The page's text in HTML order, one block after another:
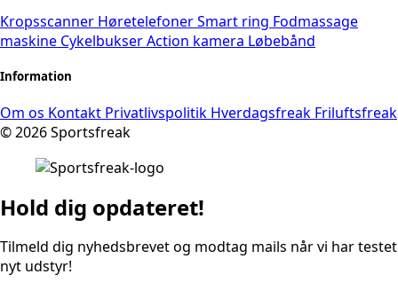
Kropsscanner HøretelefonerSmart ring Fodmassage
maskine CykelbukserAction kamera Løbebånd
Information
Om os Kontakt Privatlivspolitik Hverdagsfreak Friluftsfreak
© 2026 Sportsfreak
Hold dig opdateret!
Tilmeld dig nyhedsbrevet og modtag mails når vi har testet
nyt udstyr!